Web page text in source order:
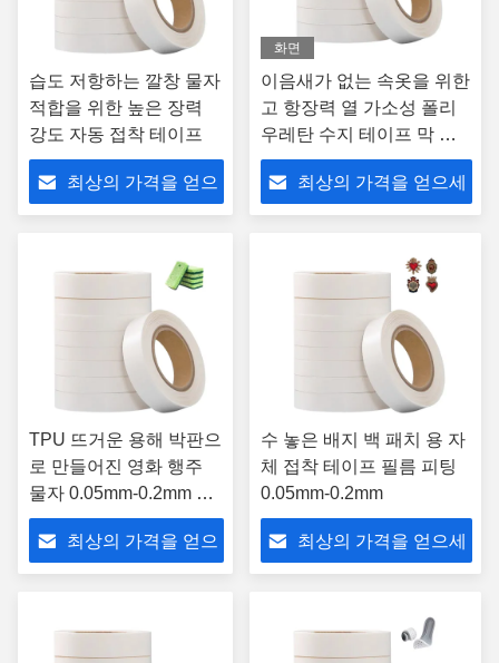
습도 저항하는 깔창 물자
적합을 위한 높은 장력
강도 자동 접착 테이프
최상의 가격을 얻으
화면
이음새가 없는 속옷을 위한
고 항장력 열 가소성 폴리
우레탄 수지 테이프 막 셀
프 접착제 개봉 테프 맞춤
최상의 가격을 얻으세
TPU 뜨거운 용해 박판으
로 만들어진 영화 행주
물자 0.05mm-0.2mm 간
격
최상의 가격을 얻으
수 놓은 배지 백 패치 용 자
체 접착 테이프 필름 피팅
0.05mm-0.2mm
최상의 가격을 얻으세